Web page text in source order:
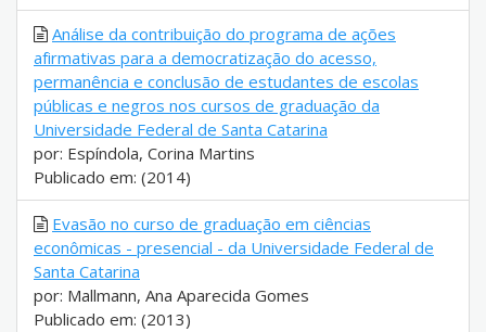
Análise da contribuição do programa de ações
afirmativas para a democratização do acesso,
permanência e conclusão de estudantes de escolas
públicas e negros nos cursos de graduação da
Universidade Federal de Santa Catarina
por: Espíndola, Corina Martins
Publicado em: (2014)
Evasão no curso de graduação em ciências
econômicas - presencial - da Universidade Federal de
Santa Catarina
por: Mallmann, Ana Aparecida Gomes
Publicado em: (2013)